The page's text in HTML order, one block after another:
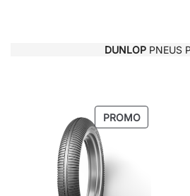
DUNLOP PNEUS
PROMOPRODUIT